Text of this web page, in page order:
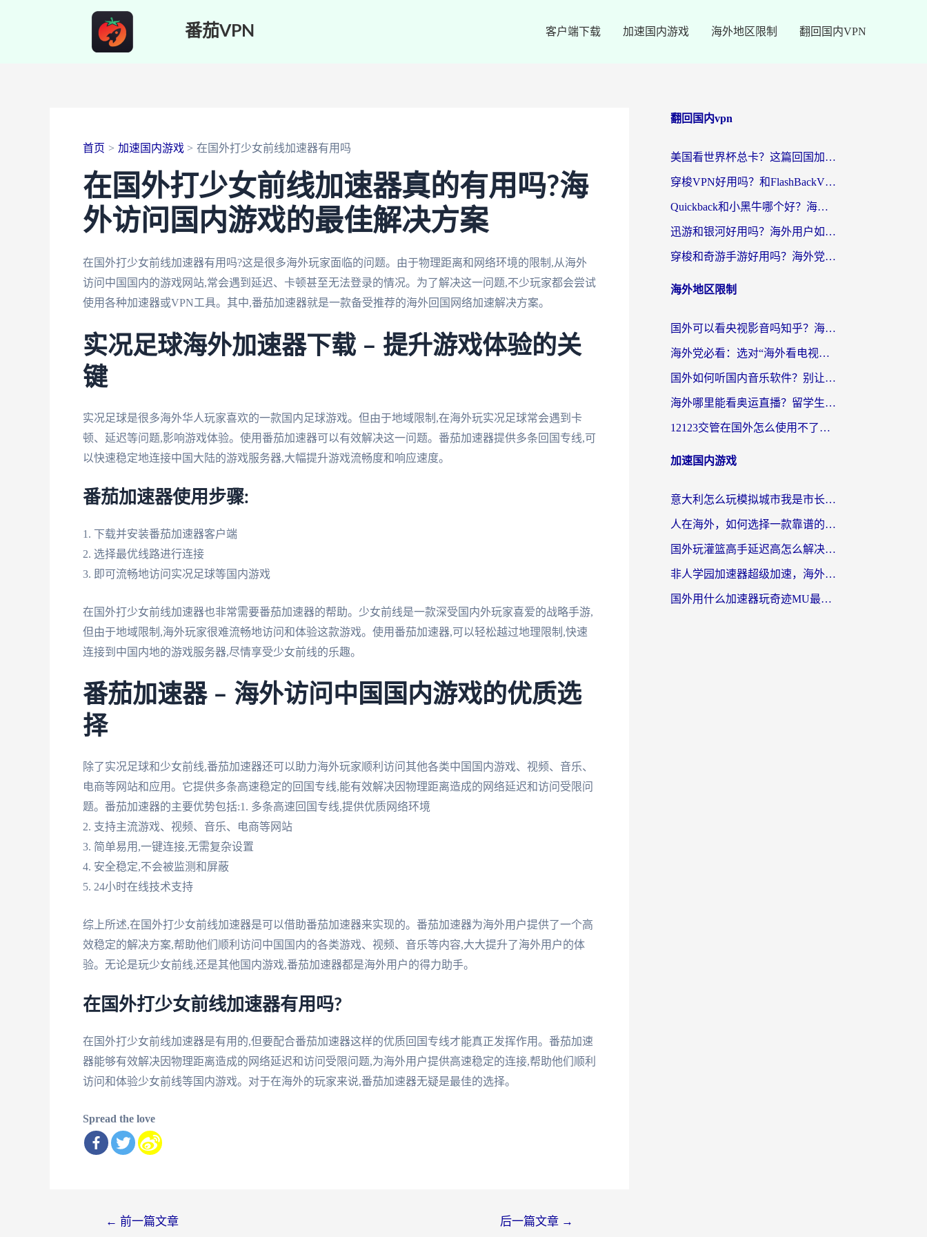
番茄VPN 客户端下载 加速国内游戏 海外地区限制 翻回国内VPN
首页 加速国内游戏 在国外打少女前线加速器有用吗
在国外打少女前线加速器真的有用吗?海
外访问国内游戏的最佳解决方案
在国外打少女前线加速器有用吗?这是很多海外玩家面临的问题。由于物理距离和网络环境的限制,从海外
访问中国国内的游戏网站,常会遇到延迟、卡顿甚至无法登录的情况。为了解决这一问题,不少玩家都会尝试
使用各种加速器或VPN工具。其中,番茄加速器就是一款备受推荐的海外回国网络加速解决方案。
实况足球海外加速器下载 – 提升游戏体验的关
键
实况足球是很多海外华人玩家喜欢的一款国内足球游戏。但由于地域限制,在海外玩实况足球常会遇到卡
顿、延迟等问题,影响游戏体验。使用番茄加速器可以有效解决这一问题。番茄加速器提供多条回国专线,可
以快速稳定地连接中国大陆的游戏服务器,大幅提升游戏流畅度和响应速度。
番茄加速器使用步骤:
1. 下载并安装番茄加速器客户端
2. 选择最优线路进行连接
3. 即可流畅地访问实况足球等国内游戏
在国外打少女前线加速器也非常需要番茄加速器的帮助。少女前线是一款深受国内外玩家喜爱的战略手游,
但由于地域限制,海外玩家很难流畅地访问和体验这款游戏。使用番茄加速器,可以轻松越过地理限制,快速
连接到中国内地的游戏服务器,尽情享受少女前线的乐趣。
番茄加速器 – 海外访问中国国内游戏的优质选
择
除了实况足球和少女前线,番茄加速器还可以助力海外玩家顺利访问其他各类中国国内游戏、视频、音乐、
电商等网站和应用。它提供多条高速稳定的回国专线,能有效解决因物理距离造成的网络延迟和访问受限问
题。番茄加速器的主要优势包括:1. 多条高速回国专线,提供优质网络环境
2. 支持主流游戏、视频、音乐、电商等网站
3. 简单易用,一键连接,无需复杂设置
4. 安全稳定,不会被监测和屏蔽
5. 24小时在线技术支持
综上所述,在国外打少女前线加速器是可以借助番茄加速器来实现的。番茄加速器为海外用户提供了一个高
效稳定的解决方案,帮助他们顺利访问中国国内的各类游戏、视频、音乐等内容,大大提升了海外用户的体
验。无论是玩少女前线,还是其他国内游戏,番茄加速器都是海外用户的得力助手。
在国外打少女前线加速器有用吗?
在国外打少女前线加速器是有用的,但要配合番茄加速器这样的优质回国专线才能真正发挥作用。番茄加速
器能够有效解决因物理距离造成的网络延迟和访问受限问题,为海外用户提供高速稳定的连接,帮助他们顺利
访问和体验少女前线等国内游戏。对于在海外的玩家来说,番茄加速器无疑是最佳的选择。
Spread the love
← 前一篇文章 后一篇文章 →
翻回国内vpn
美国看世界杯总卡？这篇回国加速器指南帮你无缝刷国内资源（附苹果手机VPN设置步骤）
穿梭VPN好用吗？和FlashBackVPN对比哪个回国效果更好？
Quickback和小黑牛哪个好？海外党亲测指南，选对回国加速器秒回国内
迅游和银河好用吗？海外用户如何选择回国加速器实现无缝访问国内资源
穿梭和奇游手游好用吗？海外党亲测3款回国加速器，附蜜蜂加速器七天试用攻略
海外地区限制
国外可以看央视影音吗知乎？海外党亲测有效的回国加速方案
海外党必看：选对“海外看电视剧软件”，再也不用愁国内剧刷不了
国外如何听国内音乐软件？别让地域限制，断了你的中文歌单
海外哪里能看奥运直播？留学生&海外华人必看的体育赛事观赛终极指南
12123交管在国外怎么使用不了？海外华人必看的无缝访问国内资源指南
加速国内游戏
意大利怎么玩模拟城市我是市长？海外党国服游戏加速终极攻略（附三国3量子特攻解决办法）
人在海外，如何选择一款靠谱的玩剑灵2加速器？
国外玩灌篮高手延迟高怎么解决？海外玩家国服游戏加速终极指南
非人学园加速器超级加速，海外玩家重返国服的通行证
国外用什么加速器玩奇迹MU最好？2026海外玩家国服游戏加速全攻略